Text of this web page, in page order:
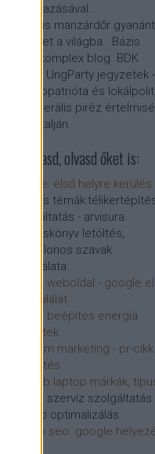
alkalmazásával.
Virtuális manzárdőr gyanánt
tekinget a világba. Bázis
blog, komplex blog. BDK
piréz - UngParty jegyzetek -
Kozmopatrióta és
Egy liberális piréz
Kárpátalján.
Látogasd, olvasd őket is:
google: első helyre kerülés
és más
szolgáltatás - arvisura
hangoskönyv letöltés,
elipszilonos szavak
használata
liberall weboldal - google
hely, találat
terasz beépítés energia
télikertek
tartalom marketing - pr-cikk
linképítés
legjobb laptop márkák,
laptop szerviz szolgáltatás
Honlap optimalizálás
honlap seo. google